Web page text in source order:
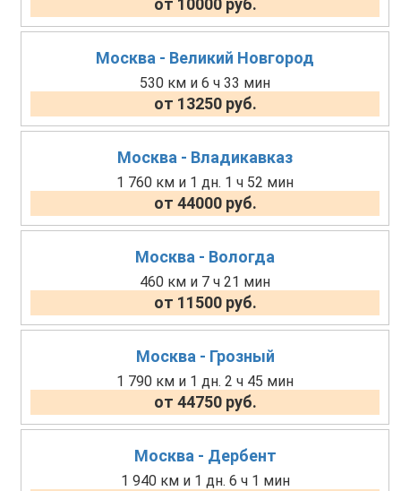
от 10000 руб.
Москва - Великий Новгород
530 км и 6 ч 33 мин
от 13250 руб.
Москва - Владикавказ
1 760 км и 1 дн. 1 ч 52 мин
от 44000 руб.
Москва - Вологда
460 км и 7 ч 21 мин
от 11500 руб.
Москва - Грозный
1 790 км и 1 дн. 2 ч 45 мин
от 44750 руб.
Москва - Дербент
1 940 км и 1 дн. 6 ч 1 мин